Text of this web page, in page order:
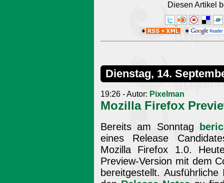
Diesen Artikel
Dienstag, 14.
19:26 - Autor: Pixelman
Mozilla Firefox
Bereits am Sonntag
eines Release
Mozilla Firefox 1.0.
Preview-Version mit dem
bereitgestellt.